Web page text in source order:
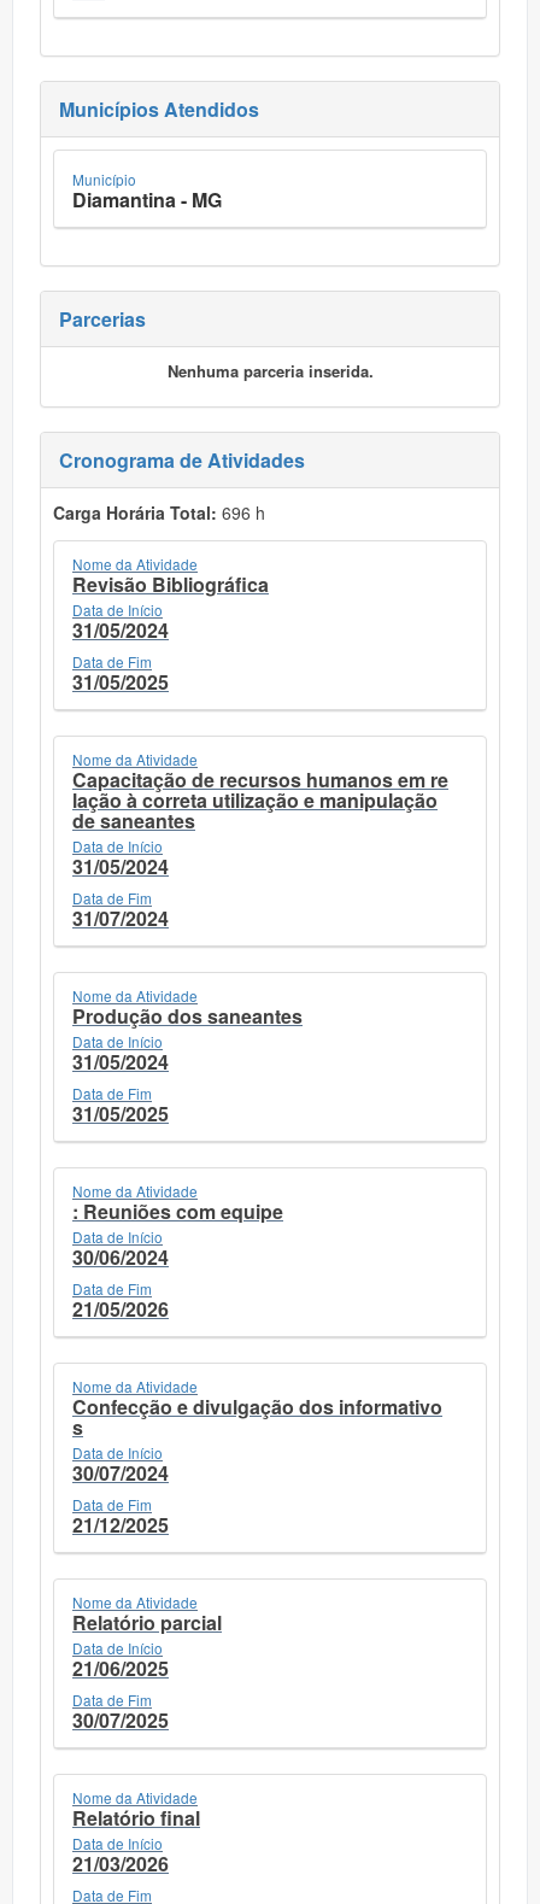
Municípios Atendidos
Município
Diamantina - MG
Parcerias
Nenhuma parceria inserida.
Cronograma de Atividades
Carga Horária Total: 696 h
Nome da Atividade
Revisão Bibliográfica
Data de Início
31/05/2024
Data de Fim
31/05/2025
Nome da Atividade
Capacitação de recursos humanos em re
lação à correta utilização e manipulação
de saneantes
Data de Início
31/05/2024
Data de Fim
31/07/2024
Nome da Atividade
Produção dos saneantes
Data de Início
31/05/2024
Data de Fim
31/05/2025
Nome da Atividade
: Reuniões com equipe
Data de Início
30/06/2024
Data de Fim
21/05/2026
Nome da Atividade
Confecção e divulgação dos informativo
s
Data de Início
30/07/2024
Data de Fim
21/12/2025
Nome da Atividade
Relatório parcial
Data de Início
21/06/2025
Data de Fim
30/07/2025
Nome da Atividade
Relatório final
Data de Início
21/03/2026
Data de Fim